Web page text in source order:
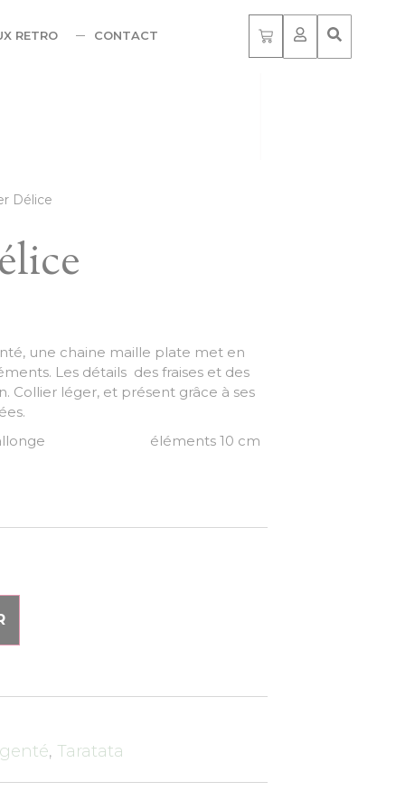
RETRO CONTACT
Délice
une chaine maille plate met en
Les détails des fraises et des
Collier léger, et présent grâce à ses
de rallonge éléments 10 cm
, Taratata